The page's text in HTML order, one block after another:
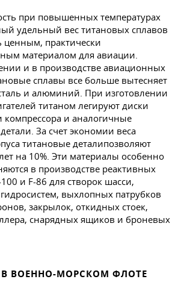
при повышенных температурах
удельный вес титановых сплавов
ценным, практически
материалом для авиации.
и в производстве авиационных
сплавы все больше вытесняет
и алюминий. При изготовлении
титаном легируют диски
компрессора и аналогичные
За счет экономии веса
титановые деталипозволяют
на 10%. Эти материалы особенно
в производстве реактивных
и F-86 для створок шасси,
выхлопных патрубков
закрылок, откидных стоек,
снарядных ящиков и броневых
ВОЕННО-МОРСКОМ ФЛОТЕ